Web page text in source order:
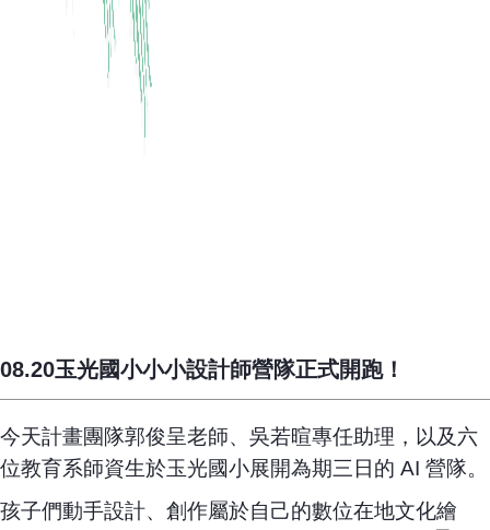
08.20玉光國小小小設計師營隊正式開跑！
今天計畫團隊郭俊呈老師、吳若暄專任助理，以及六
位教育系師資生於玉光國小展開為期三日的 AI 營隊。
孩子們動手設計、創作屬於自己的數位在地文化繪